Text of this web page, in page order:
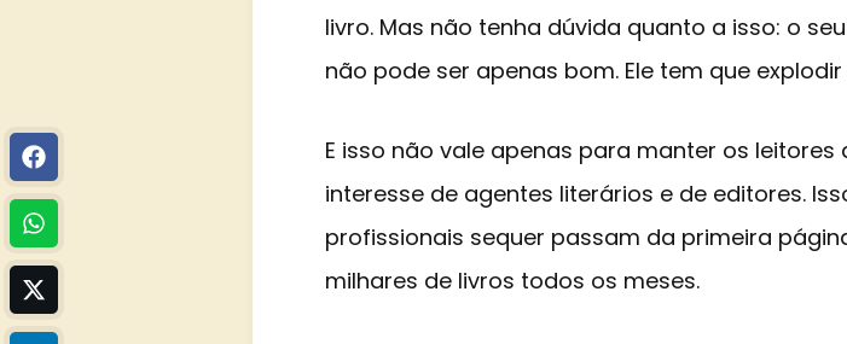
livro. Mas não tenha dúvida quanto a isso: o seu
não pode ser apenas bom. Ele tem que
E isso não vale apenas para manter os
interesse de agentes literários e de editores.
profissionais sequer passam da primeira
milhares de livros todos os meses.